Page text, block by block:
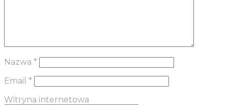
Nazwa *
Email *
Witryna internetowa